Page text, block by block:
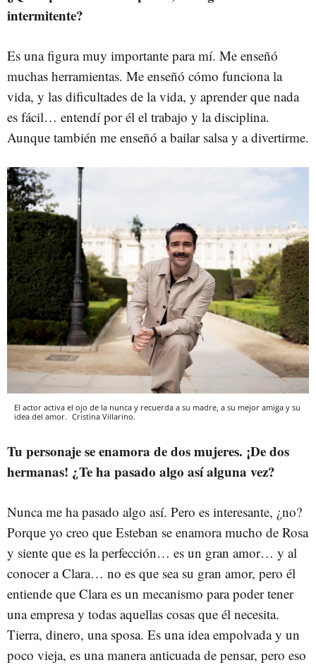
intermitente?
Es una figura muy importante para mí. Me enseñó
muchas herramientas. Me enseñó cómo funciona la
vida, y las dificultades de la vida, y aprender que nada
es fácil… entendí por él el trabajo y la disciplina.
Aunque también me enseñó a bailar salsa y a divertirme.
El actor activa el ojo de la nunca y recuerda a su madre, a su mejor amiga y su
idea del amor. Cristina Villarino.
Tu personaje se enamora de dos mujeres. ¡De dos
hermanas! ¿Te ha pasado algo así alguna vez?
Nunca me ha pasado algo así. Pero es interesante, ¿no?
Porque yo creo que Esteban se enamora mucho de Rosa
y siente que es la perfección… es un gran amor… y al
conocer a Clara… no es que sea su gran amor, pero él
entiende que Clara es un mecanismo para poder tener
una empresa y todas aquellas cosas que él necesita.
Tierra, dinero, una sposa. Es una idea empolvada y un
poco vieja, es una manera anticuada de pensar, pero eso